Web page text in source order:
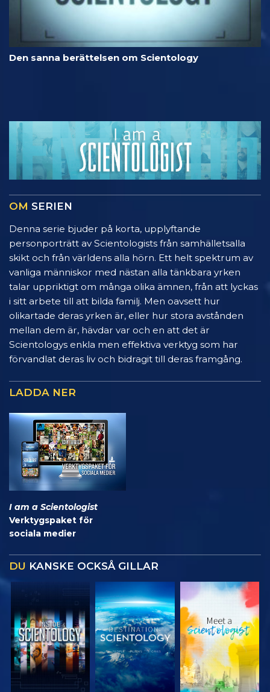
Den sanna berättelsen om Scientology
OM SERIEN
Denna serie bjuder på korta, upplyftande
personporträtt av Scientologists från samhälletsalla
skikt och från världens alla hörn. Ett helt spektrum av
vanliga människor med nästan alla tänkbara yrken
talar uppriktigt om många olika ämnen, från att lyckas
i sitt arbete till att bilda familj. Men oavsett hur
olikartade deras yrken är, eller hur stora avstånden
mellan dem är, hävdar var och en att det är
Scientologys enkla men effektiva verktyg som har
förvandlat deras liv och bidragit till deras framgång.
LADDA NER
I am a Scientologist
Verktygspaket för
sociala medier
DU KANSKE OCKSÅ GILLAR